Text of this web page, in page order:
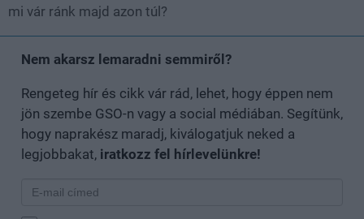
mi vár ránk majd azon túl?
Nem akarsz lemaradni semmiről?
Rengeteg hír és cikk vár rád, lehet, hogy éppen nem
jön szembe GSO-n vagy a social médiában. Segítünk,
hogy naprakész maradj, kiválogatjuk neked a
legjobbakat, iratkozz fel hírlevelünkre!